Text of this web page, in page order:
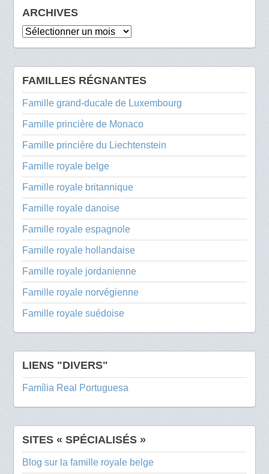
ARCHIVES
Archives
FAMILLES RÉGNANTES
Famille grand-ducale de Luxembourg
Famille princière de Monaco
Famille princière du Liechtenstein
Famille royale belge
Famille royale britannique
Famille royale danoise
Famille royale espagnole
Famille royale hollandaise
Famille royale jordanienne
Famille royale norvégienne
Famille royale suédoise
LIENS "DIVERS"
Família Real Portuguesa
SITES « SPÉCIALISÉS »
Blog sur la famille royale belge